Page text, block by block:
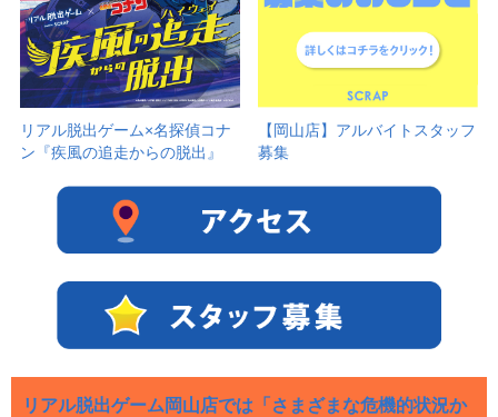
リアル脱出ゲーム×名探偵コナ
ン『疾風の追走からの脱出』
【岡山店】アルバイトスタッフ
募集
リアル脱出ゲーム岡山店では「さまざまな危機的状況か